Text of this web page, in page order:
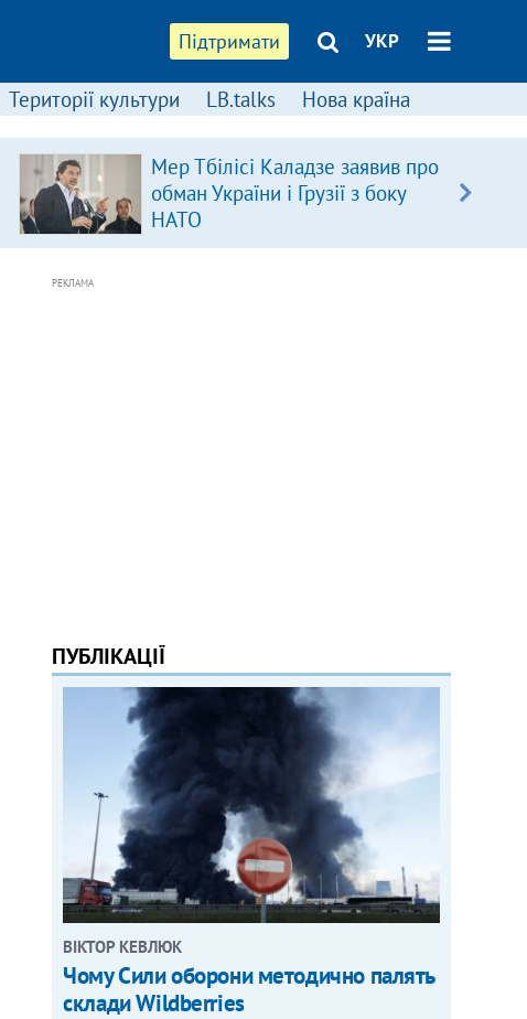
Підтримати УКР
Території культури LB.talks Нова країна
Мер Тбілісі Каладзе заявив про
обман України і Грузії з боку
НАТО
РЕКЛАМА
ПУБЛІКАЦІЇ
ВІКТОР КЕВЛЮК
Чому Сили оборони методично палять
склади Wildberries